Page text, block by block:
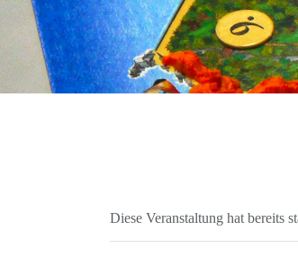
Diese Veranstaltung hat bereits